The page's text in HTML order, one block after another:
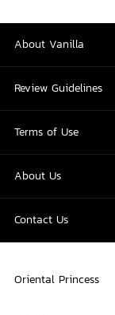
About Vanilla
Review Guidelines
Terms of Use
About Us
Contact Us
Oriental Princess